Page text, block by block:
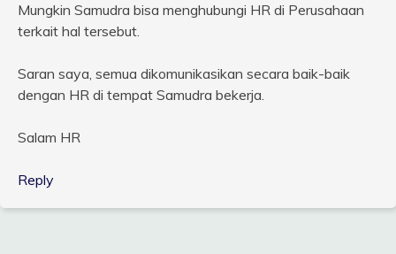
Mungkin Samudra bisa menghubungi HR di Perusahaan
terkait hal tersebut.
Saran saya, semua dikomunikasikan secara baik-baik
dengan HR di tempat Samudra bekerja.
Salam HR
Reply